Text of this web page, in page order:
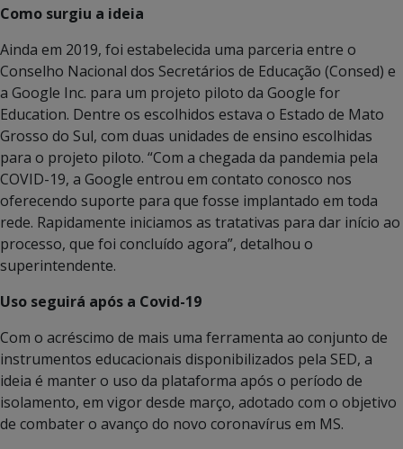
Como surgiu a ideia
Ainda em 2019, foi estabelecida uma parceria entre o
Conselho Nacional dos Secretários de Educação (Consed) e
a Google Inc. para um projeto piloto da Google for
Education. Dentre os escolhidos estava o Estado de Mato
Grosso do Sul, com duas unidades de ensino escolhidas
para o projeto piloto. “Com a chegada da pandemia pela
COVID-19, a Google entrou em contato conosco nos
oferecendo suporte para que fosse implantado em toda
rede. Rapidamente iniciamos as tratativas para dar início ao
processo, que foi concluído agora”, detalhou o
superintendente.
Uso seguirá após a Covid-19
Com o acréscimo de mais uma ferramenta ao conjunto de
instrumentos educacionais disponibilizados pela SED, a
ideia é manter o uso da plataforma após o período de
isolamento, em vigor desde março, adotado com o objetivo
de combater o avanço do novo coronavírus em MS.